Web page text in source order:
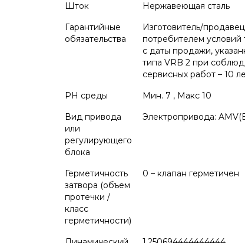
Шток
Нержавеющая сталь
Гарантийные
обязательства
Изготовитель/
потребителем условий
с даты продажи,
типа VRB 2 при
сервисных работ – 10
PH среды
Мин. 7 , Макс 10
Вид привода
или
регулирующего
блока
Электропривода:
Герметичность
затвора (объем
протечки /
класс
герметичности)
0 – клапан герметичен